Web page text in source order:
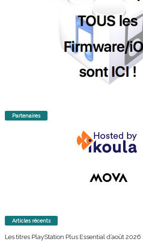
Partenaires
Articles récents
Les titres PlayStation Plus Essential d’août 2026